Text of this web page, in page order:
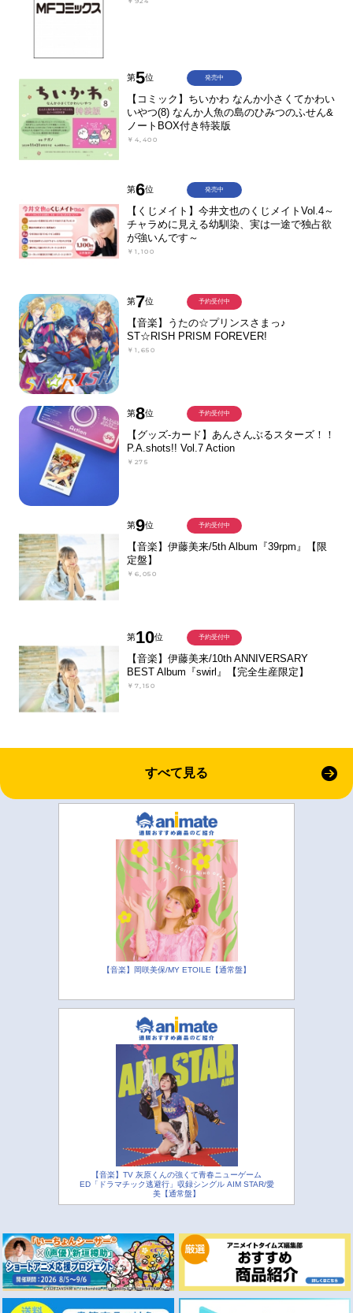
第5位
【コミック】ちいかわ なんか小さくてかわい
いやつ(8) なんか人魚の島のひみつのふせん&
ノートBOX付き特装版
￥4,400
発売中
第6位
【くじメイト】今井文也のくじメイトVol.4～
チャラめに見える幼馴染、実は一途で独占欲
が強いんです～
￥1,100
発売中
第7位
【音楽】うたの☆プリンスさまっ♪
ST☆RISH PRISM FOREVER!
￥1,650
予約受付中
第8位
【グッズ-カード】あんさんぶるスターズ！！
P.A.shots!! Vol.7 Action
￥275
予約受付中
第9位
【音楽】伊藤美来/5th Album『39rpm』【限
定盤】
￥6,050
予約受付中
第10位
【音楽】伊藤美来/10th ANNIVERSARY
BEST Album『swirl』【完全生産限定】
￥7,150
予約受付中
すべて見る
【音楽】岡咲美保/MY ETOILE【通常盤】
【音楽】TV 灰原くんの強くて青春ニューゲーム
ED「ドラマチック逃避行」収録シングル AIM STAR/愛
美【通常盤】